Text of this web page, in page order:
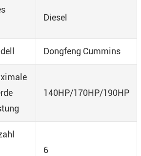
Diesel
Dongfeng Cummins
140HP/170HP/190HP
6